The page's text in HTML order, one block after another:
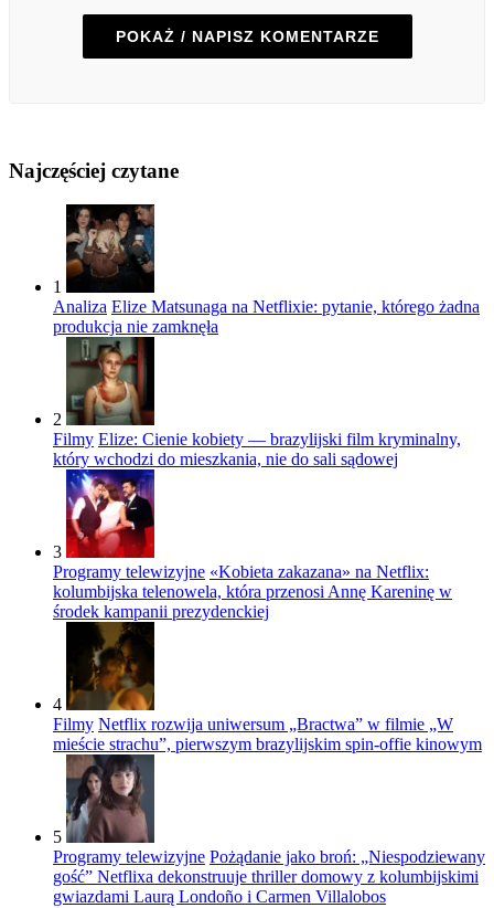
POKAŻ / NAPISZ KOMENTARZE
Najczęściej czytane
1
Analiza Elize Matsunaga na Netflixie: pytanie, którego żadna
produkcja nie zamknęła
2
Filmy Elize: Cienie kobiety — brazylijski film kryminalny,
który wchodzi do mieszkania, nie do sali sądowej
3
Programy telewizyjne «Kobieta zakazana» na Netflix:
kolumbijska telenowela, która przenosi Annę Kareninę w
środek kampanii prezydenckiej
4
Filmy Netflix rozwija uniwersum „Bractwa” w filmie „W
mieście strachu”, pierwszym brazylijskim spin-offie kinowym
5
Programy telewizyjne Pożądanie jako broń: „Niespodziewany
gość” Netflixa dekonstruuje thriller domowy z kolumbijskimi
gwiazdami Laurą Londoño i Carmen Villalobos